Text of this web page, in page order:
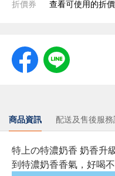
折價券 查看可使用的折
商品資訊 配送及售後服務
特上の特濃奶香 奶香升
到特濃奶香香氣，好喝